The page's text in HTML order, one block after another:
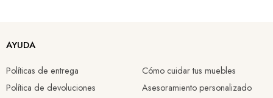
158,66 €
55,00 € 83,40 €
240,05 €
120,02 €
171,21 €
119,85 €
AYUDA
Políticas de entrega
Política de devoluciones
Cómo cuidar tus muebles
Asesoramiento personalizado